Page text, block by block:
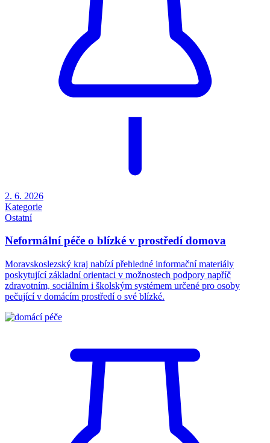
2. 6. 2026
Kategorie
Ostatní
Neformální péče o blízké v prostředí domova
Moravskoslezský kraj nabízí přehledné informační materiály
poskytující základní orientaci v možnostech podpory napříč
zdravotním, sociálním i školským systémem určené pro osoby
pečující v domácím prostředí o své blízké.